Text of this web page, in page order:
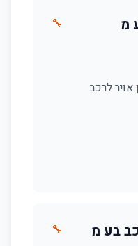
מ
אויר לרכב
🔧
בע מ 🔧